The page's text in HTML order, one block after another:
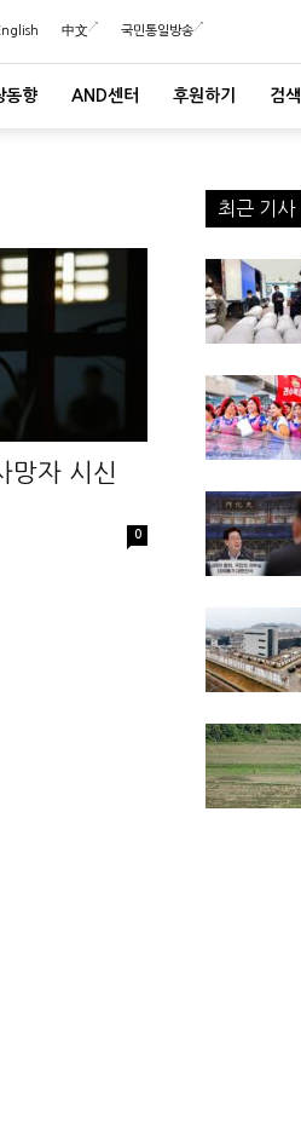
中文 국민통일방송
동향 AND센터 후원하기 검색
망자 시신
0
최근 기사